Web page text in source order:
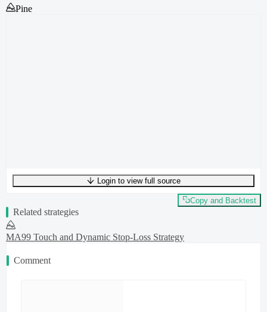
Pine
UTF-8284 bytes49 words0 linesLn 1,Col 0
Login to view full source
Copy and Backtest
Related strategies
MA99 Touch and Dynamic Stop-Loss Strategy
Comment